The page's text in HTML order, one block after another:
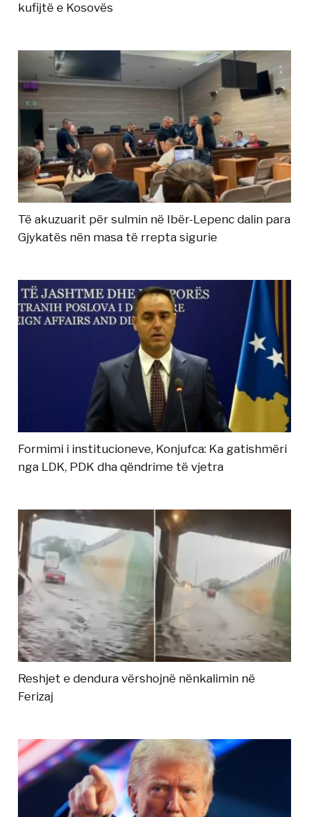
kufijtë e Kosovës
Të akuzuarit për sulmin në Ibër-Lepenc dalin para
Gjykatës nën masa të rrepta sigurie
Formimi i institucioneve, Konjufca: Ka gatishmëri
nga LDK, PDK dha qëndrime të vjetra
Reshjet e dendura vërshojnë nënkalimin në
Ferizaj